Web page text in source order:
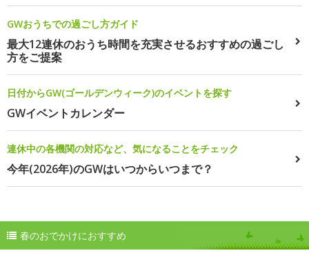
GWおうちでの過ごし方ガイド
最大12連休のおうち時間を充実させるおすすめの過ごし
方をご提案
日付からGW(ゴールデンウィーク)のイベントを探す
GWイベントカレンダー
連休中の各機関の対応など、気になることをチェック
今年(2026年)のGWはいつからいつまで？
春のおでかけにおすすめ